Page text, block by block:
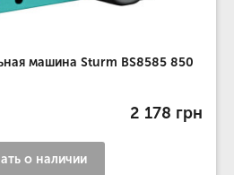
машина Sturm BS8585 850
2 178 грн
о наличии